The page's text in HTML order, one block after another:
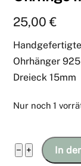
25,00€
Ohrhänger
Dreieck 15mm
Nur noch 1
− Ohrringe
+ In